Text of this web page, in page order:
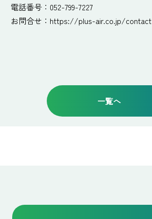
電話番号：052-799-7227
お問合せ： https://plus-air.co.jp/contact
一覧へ